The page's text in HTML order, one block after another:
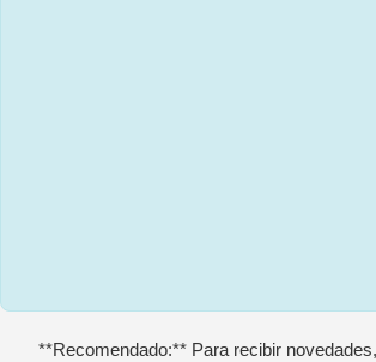
**Recomendado:** Para recibir